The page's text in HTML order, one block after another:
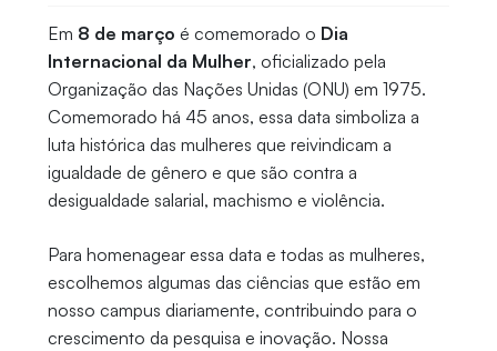
Em 8 de março é comemorado o Dia
Internacional da Mulher, oficializado pela
Organização das Nações Unidas (ONU) em 1975.
Comemorado há 45 anos, essa data simboliza a
luta histórica das mulheres que reivindicam a
igualdade de gênero e que são contra a
desigualdade salarial, machismo e violência.
Para homenagear essa data e todas as mulheres,
escolhemos algumas das ciências que estão em
nosso campus diariamente, contribuindo para o
crescimento da pesquisa e inovação. Nossa